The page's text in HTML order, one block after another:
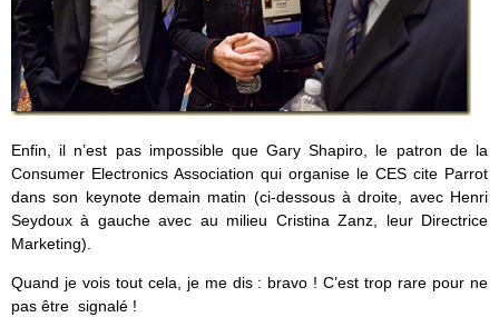
Enfin, il n’est pas impossible que Gary Shapiro, le patron de la
Consumer Electronics Association qui organise le CES cite Parrot
dans son keynote demain matin (ci-dessous à droite, avec Henri
Seydoux à gauche avec au milieu Cristina Zanz, leur Directrice
Marketing).
Quand je vois tout cela, je me dis : bravo ! C’est trop rare pour ne
pas être signalé !